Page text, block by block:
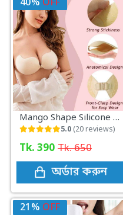
40% OFF
Mango Shape Silicone Chest Stickers Bra Self Adhesive Strapless
5.0 (20 reviews)
Tk. 390 Tk. 650
অর্ডার করুন
21% OFF